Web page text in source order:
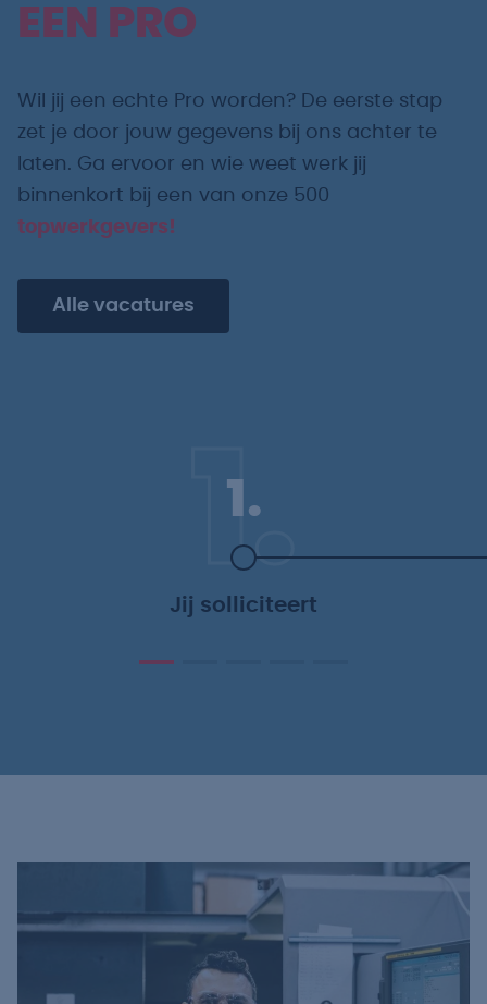
EEN PRO
Wil jij een echte Pro worden? De eerste stap
zet je door jouw gegevens bij ons achter te
laten. Ga ervoor en wie weet werk jij
binnenkort bij een van onze 500
topwerkgevers!
Alle vacatures
1.
1.
Jij solliciteert